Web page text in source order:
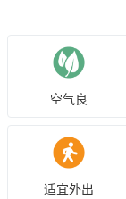
空气良
适宜外出